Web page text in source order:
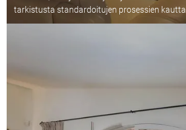
tarkistusta standardoitujen prosessien kautta